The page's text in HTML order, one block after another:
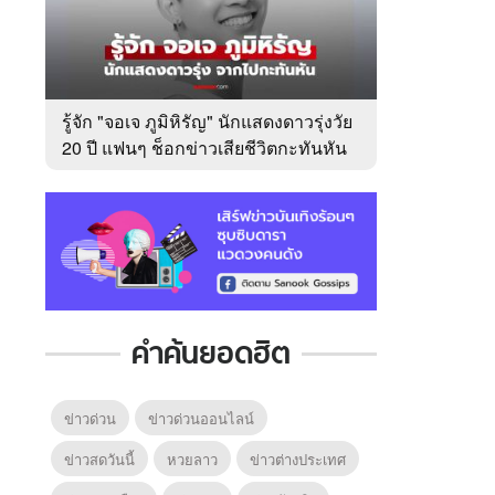
รู้จัก "จอเจ ภูมิหิรัญ" นักแสดงดาวรุ่งวัย
20 ปี แฟนๆ ช็อกข่าวเสียชีวิตกะทันหัน
คำค้นยอดฮิต
ข่าวด่วน
ข่าวด่วนออนไลน์
ข่าวสดวันนี้
หวยลาว
ข่าวต่างประเทศ